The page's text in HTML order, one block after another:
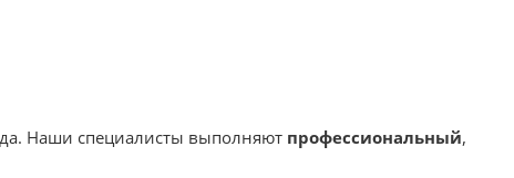
Наши специалисты выполняют профессиональный,